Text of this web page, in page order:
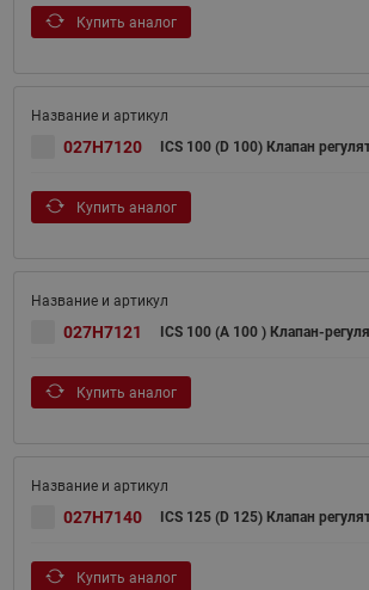
Купить аналог
027H7120 ICS 100 (D 100) Клапан
Купить аналог
027H7121 ICS 100 (A 100 ) Клапан-
Купить аналог
027H7140 ICS 125 (D 125) Клапан
Купить аналог